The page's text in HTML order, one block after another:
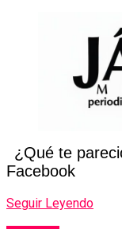
¿Qué te
Facebook
Seguir Leyendo